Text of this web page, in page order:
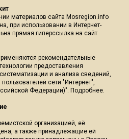
материалов сайта Mosregion.info
при использовании в Интернет-
прямая гиперссылка на сайт
рекомендательные
предоставления
и анализа сведений,
сети "Интернет",
Федерации)". Подробнее.
организацией, её
а также принадлежащие ей